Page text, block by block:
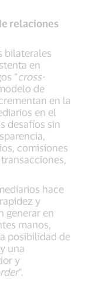
relaciones
bilaterales
en
“cross-
de
en la
en el
desafíos sin
comisiones
hace
y
generar en
manos,
posibilidad de
una
y
”.